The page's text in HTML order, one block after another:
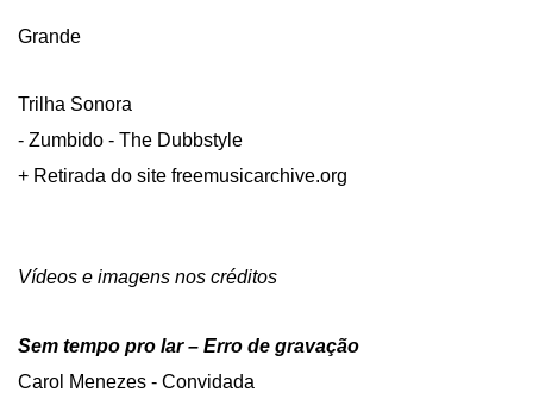
Grande
Trilha Sonora
- Zumbido - The Dubbstyle
+ Retirada do site freemusicarchive.org
Vídeos e imagens nos créditos
Sem tempo pro lar – Erro de gravação
Carol Menezes - Convidada